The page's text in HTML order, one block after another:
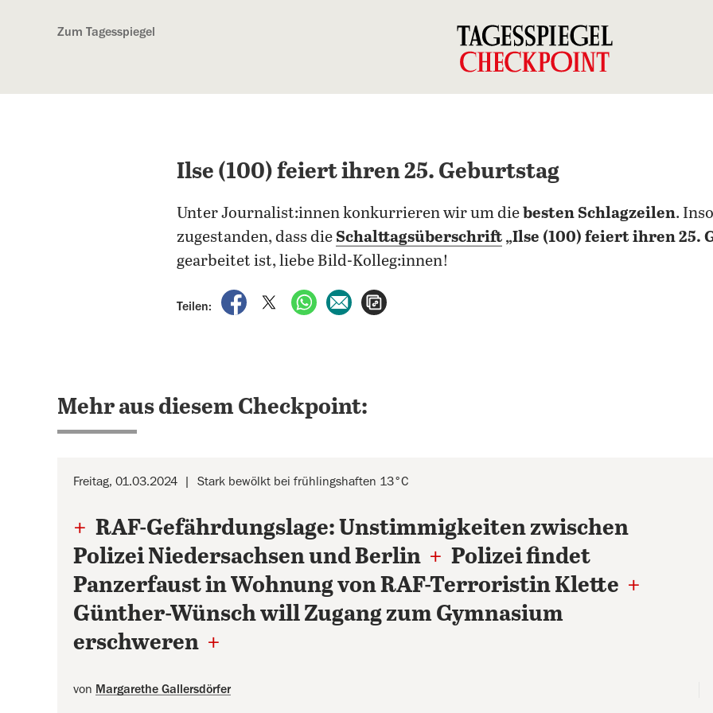
Zum Tagesspiegel
Ilse (100) feiert ihren 25. Geburtstag
Unter Journalist:innen konkurrieren wir um diebesten Schlagzeilen.
zugestanden, dass die Schalttagsüberschrift „Ilse (100) feiert ihren 25.
gearbeitet ist, liebe Bild-Kolleg:innen!
Teilen:
auf Facebook teilen
auf X teilenper WhatsApp teilen
per E-Mail teilen
Mehr aus diesem Checkpoint:
Freitag, 01.03.2024 Stark bewölkt bei frühlingshaften 13°C
+ RAF-Gefährdungslage: Unstimmigkeiten zwischen
Polizei Niedersachsen und Berlin + Polizei findet
Panzerfaust in Wohnung von RAF-Terroristin Klette +
Günther-Wünsch will Zugang zum Gymnasium
erschweren +
von Margarethe Gallersdörfer